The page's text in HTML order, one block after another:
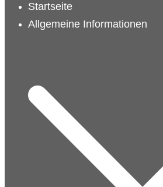
Startseite
Allgemeine Informationen